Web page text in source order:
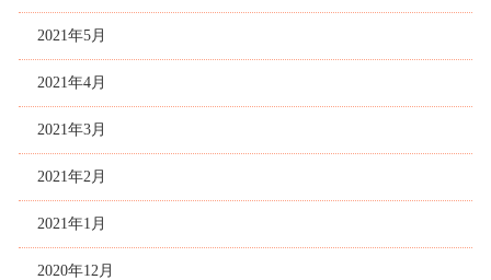
2021年5月
2021年4月
2021年3月
2021年2月
2021年1月
2020年12月